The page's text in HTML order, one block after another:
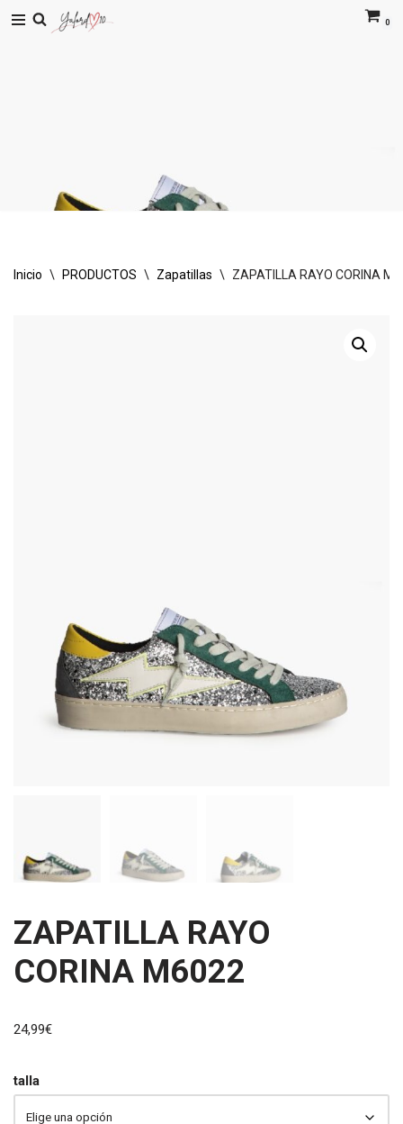
0
Inicio \ PRODUCTOS \ Zapatillas \ ZAPATILLA RAYO CORINA
ZAPATILLA RAYO
CORINA M6022
24,99€
talla